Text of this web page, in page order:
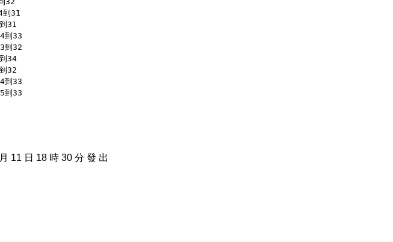
到31
31
到33
到32
34
32
到33
到33
11 日 18 時 30 分 發 出